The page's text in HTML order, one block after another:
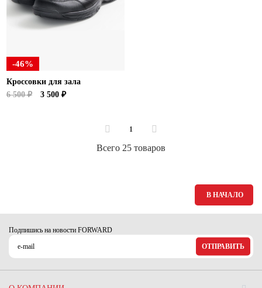
-46%
Кроссовки для зала
6 500 ₽
3 500 ₽
1
Всего 25 товаров
В НАЧАЛО
Подпишись на новости FORWARD
ОТПРАВИТЬ